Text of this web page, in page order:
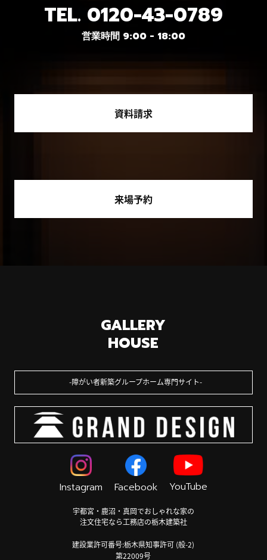
TEL. 0120-43-0789
営業時間 9:00 - 18:00
資料請求
来場予約
GALLERY
HOUSE
障がい者新築グループホーム専門サイト
Instagram Facebook YouTube
宇都宮・鹿沼・真岡でおしゃれな家の
注文住宅なら工務店の栃木建築社
建設業許可番号:栃木県知事許可 (般-2)
第22009号